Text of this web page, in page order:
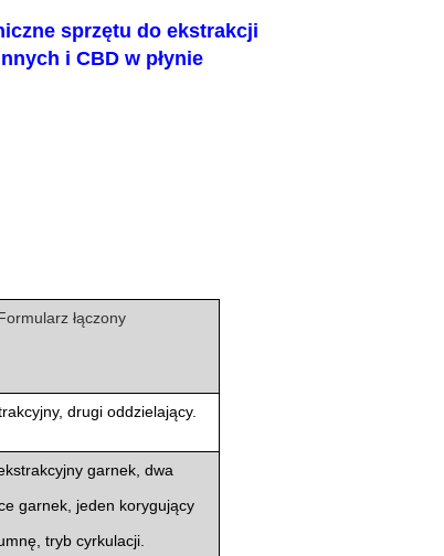
sprzętu do ekstrakcji
i CBD w płynie
łączony
drugi oddzielający.
garnek, dwa
garnek, jeden korygujący
tryb cyrkulacji.